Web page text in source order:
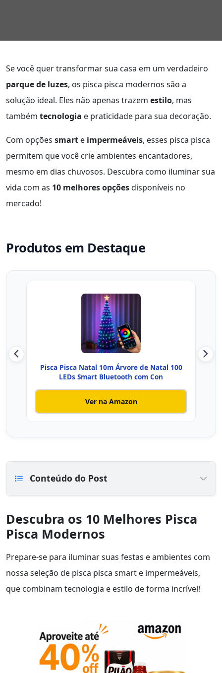
Se você quer transformar sua casa em um verdadeiro
parque de luzes, os pisca pisca modernos são a
solução ideal. Eles não apenas trazem estilo, mas
também tecnologia e praticidade para sua decoração.
Com opções smart e impermeáveis, esses pisca pisca
permitem que você crie ambientes encantadores,
mesmo em dias chuvosos. Descubra como iluminar sua
vida com as 10 melhores opçõesdisponíveis no
mercado!
Produtos em Destaque
Pisca Pisca Natal 10m Árvore de Natal 100
LEDs Smart Bluetooth com Con
Ver na Amazon
Conteúdo do Post
Descubra os 10 Melhores Pisca
Pisca Modernos
Prepare-se para iluminar suas festas e ambientes com
nossa seleção de pisca pisca smart e impermeáveis,
que combinam tecnologia e estilo de forma incrível!